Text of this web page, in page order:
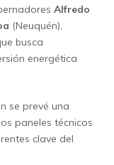
Alfredo
(Neuquén),
busca
energética
se prevé una
paneles técnicos
clave del